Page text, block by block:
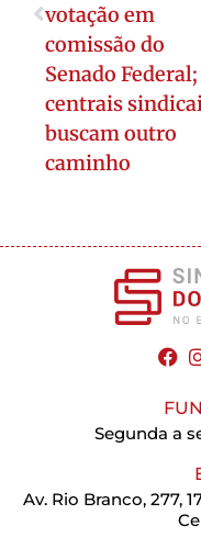
votação em
comissão do
Senado Federal;
centrais
buscam outro
caminho
Segunda a
Av. Rio Branco, 277,